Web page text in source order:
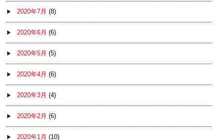
2020年7月 (8)
2020年6月 (6)
2020年5月 (5)
2020年4月 (6)
2020年3月 (4)
2020年2月 (6)
2020年1月 (10)